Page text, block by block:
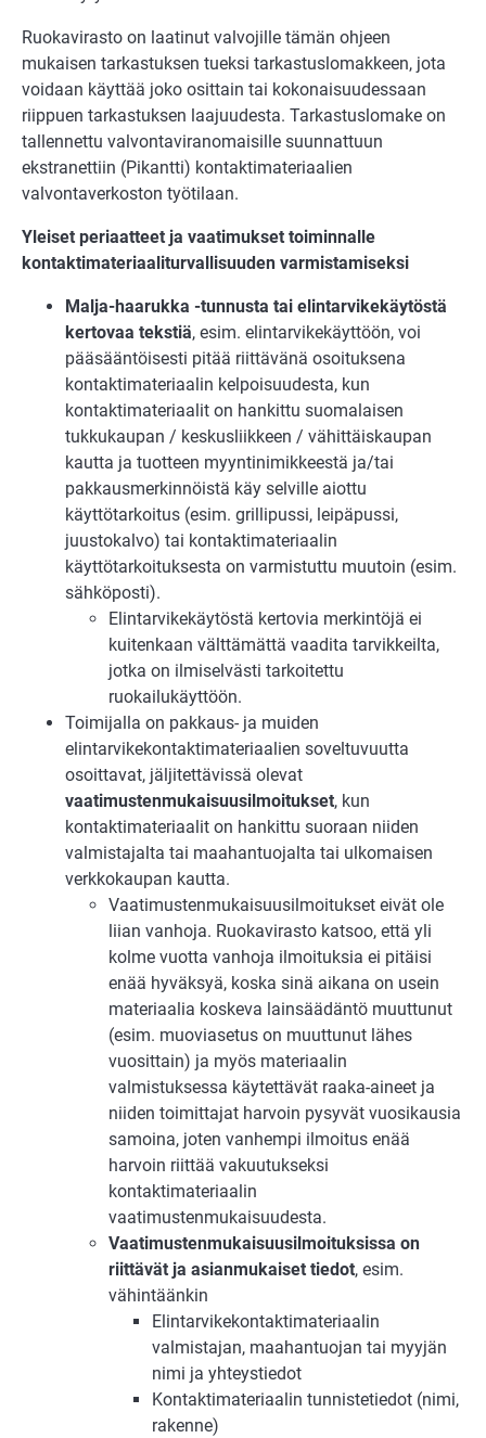
Ruokavirasto on laatinut valvojille tämän ohjeen
mukaisen tarkastuksen tueksi tarkastuslomakkeen, jota
voidaan käyttää joko osittain tai kokonaisuudessaan
riippuen tarkastuksen laajuudesta. Tarkastuslomake on
tallennettu valvontaviranomaisille suunnattuun
ekstranettiin (Pikantti) kontaktimateriaalien
valvontaverkoston työtilaan.
Yleiset periaatteet ja vaatimukset toiminnalle
kontaktimateriaaliturvallisuuden varmistamiseksi
Malja-haarukka -tunnusta tai elintarvikekäytöstä
kertovaa tekstiä, esim. elintarvikekäyttöön, voi
pääsääntöisesti pitää riittävänä osoituksena
kontaktimateriaalin kelpoisuudesta, kun
kontaktimateriaalit on hankittu suomalaisen
tukkukaupan / keskusliikkeen / vähittäiskaupan
kautta ja tuotteen myyntinimikkeestä ja/tai
pakkausmerkinnöistä käy selville aiottu
käyttötarkoitus (esim. grillipussi, leipäpussi,
juustokalvo) tai kontaktimateriaalin
käyttötarkoituksesta on varmistuttu muutoin (esim.
sähköposti).
Elintarvikekäytöstä kertovia merkintöjä ei
kuitenkaan välttämättä vaadita tarvikkeilta,
jotka on ilmiselvästi tarkoitettu
ruokailukäyttöön.
Toimijalla on pakkaus- ja muiden
elintarvikekontaktimateriaalien soveltuvuutta
osoittavat, jäljitettävissä olevat
vaatimustenmukaisuusilmoitukset, kun
kontaktimateriaalit on hankittu suoraan niiden
valmistajalta tai maahantuojalta tai ulkomaisen
verkkokaupan kautta.
Vaatimustenmukaisuusilmoitukset eivät ole
liian vanhoja. Ruokavirasto katsoo, että yli
kolme vuotta vanhoja ilmoituksia ei pitäisi
enää hyväksyä, koska sinä aikana on usein
materiaalia koskeva lainsäädäntö muuttunut
(esim. muoviasetus on muuttunut lähes
vuosittain) ja myös materiaalin
valmistuksessa käytettävät raaka-aineet ja
niiden toimittajat harvoin pysyvät vuosikausia
samoina, joten vanhempi ilmoitus enää
harvoin riittää vakuutukseksi
kontaktimateriaalin
vaatimustenmukaisuudesta.
Vaatimustenmukaisuusilmoituksissa on
riittävät ja asianmukaiset tiedot, esim.
vähintäänkin
Elintarvikekontaktimateriaalin
valmistajan, maahantuojan tai myyjän
nimi ja yhteystiedot
Kontaktimateriaalin tunnistetiedot (nimi,
rakenne)